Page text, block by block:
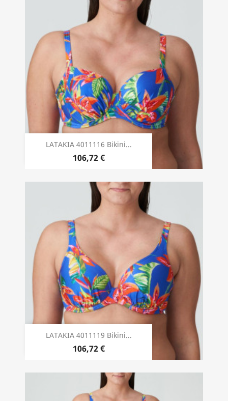
LATAKIA 4011116 Bikini...
106,72 €
LATAKIA 4011119 Bikini...
106,72 €